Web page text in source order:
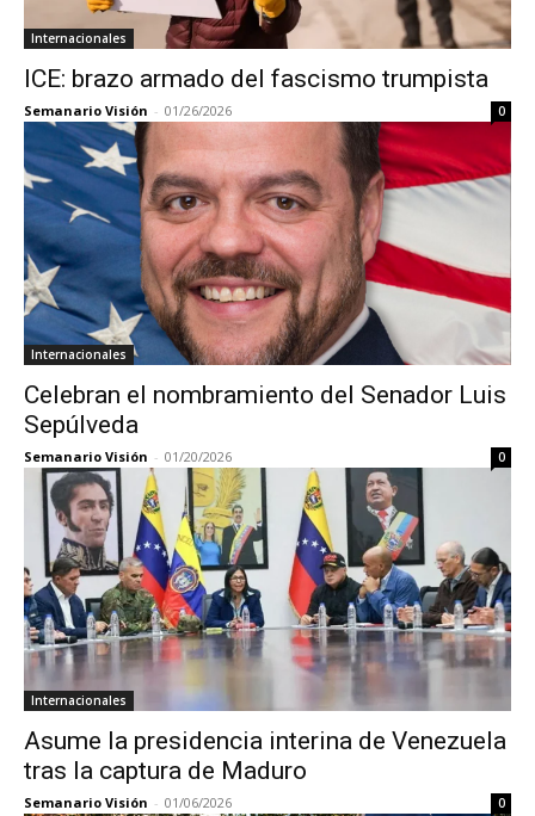
Internacionales
ICE: brazo armado del fascismo trumpista
Semanario Visión - 01/26/2026 0
Internacionales
Celebran el nombramiento del Senador Luis
Sepúlveda
Semanario Visión - 01/20/2026 0
Internacionales
Asume la presidencia interina de Venezuela
tras la captura de Maduro
Semanario Visión - 01/06/2026 0